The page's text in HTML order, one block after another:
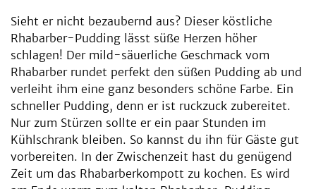
Sieht er nicht bezaubernd aus? Dieser köstliche
Rhabarber-Pudding lässt süße Herzen höher
schlagen! Der mild-säuerliche Geschmack vom
Rhabarber rundet perfekt den süßen Pudding ab und
verleiht ihm eine ganz besonders schöne Farbe. Ein
schneller Pudding, denn er ist ruckzuck zubereitet.
Nur zum Stürzen sollte er ein paar Stunden im
Kühlschrank bleiben. So kannst du ihn für Gäste gut
vorbereiten. In der Zwischenzeit hast du genügend
Zeit um das Rhabarberkompott zu kochen. Es wird